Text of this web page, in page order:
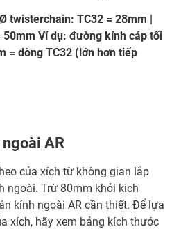
twisterchain: TC32 = 28mm |
50mm Ví dụ: đường kính cáp tối
= dòng TC32 (lớn hơn tiếp
AR
của xích từ không gian lắp
ngoài. Trừ 80mm khỏi kích
kính ngoài AR cần thiết. Để lựa
xích, hãy xem bảng kích thước